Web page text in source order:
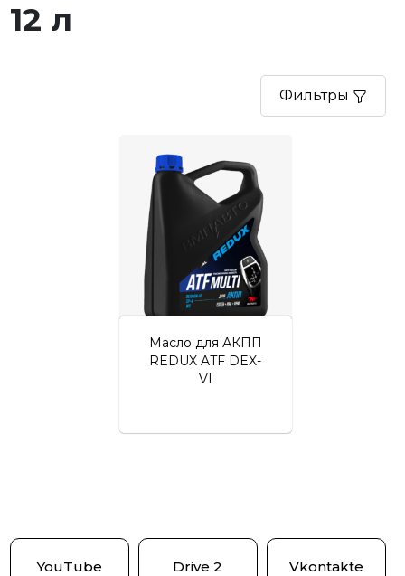
12 л
Фильтры
Масло для АКПП
REDUX ATF DEX-
VI
YouTube Drive 2 Vkontakte